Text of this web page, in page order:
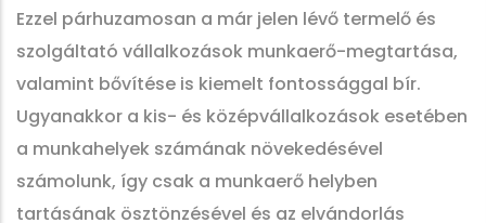
Ezzel párhuzamosan a már jelen lévő termelő és
szolgáltató vállalkozások munkaerő-megtartása,
valamint bővítése is kiemelt fontossággal bír.
Ugyanakkor a kis- és középvállalkozások esetében
a munkahelyek számának növekedésével
számolunk, így csak a munkaerő helyben
tartásának ösztönzésével és az elvándorlás